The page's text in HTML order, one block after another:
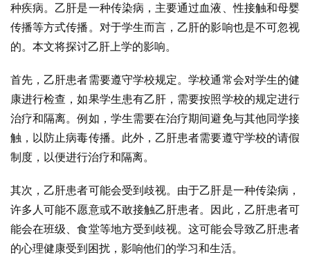
种疾病。乙肝是一种传染病，主要通过血液、性接触和母婴
传播等方式传播。对于学生而言，乙肝的影响也是不可忽视
的。本文将探讨乙肝上学的影响。
首先，乙肝患者需要遵守学校规定。学校通常会对学生的健
康进行检查，如果学生患有乙肝，需要按照学校的规定进行
治疗和隔离。例如，学生需要在治疗期间避免与其他同学接
触，以防止病毒传播。此外，乙肝患者需要遵守学校的请假
制度，以便进行治疗和隔离。
其次，乙肝患者可能会受到歧视。由于乙肝是一种传染病，
许多人可能不愿意或不敢接触乙肝患者。因此，乙肝患者可
能会在班级、食堂等地方受到歧视。这可能会导致乙肝患者
的心理健康受到困扰，影响他们的学习和生活。